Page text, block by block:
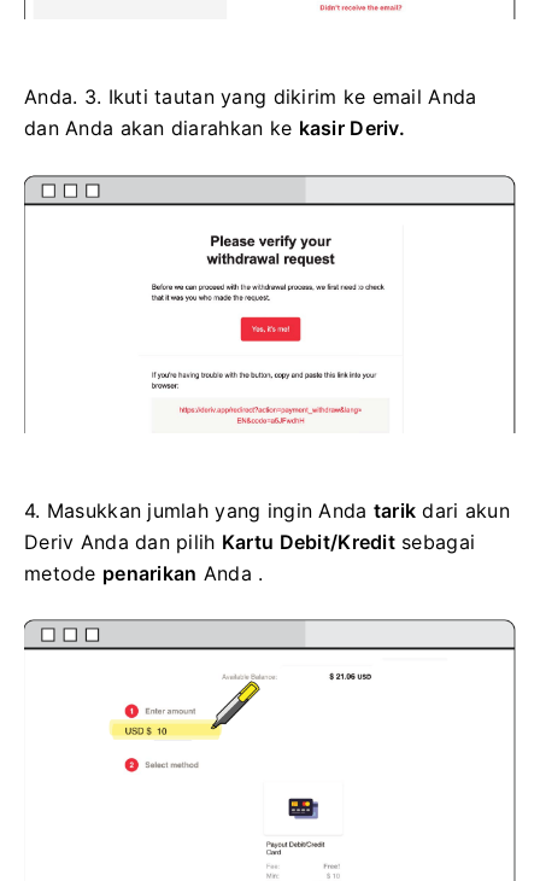
Anda. 3. Ikuti tautan yang dikirim ke email Anda
dan Anda akan diarahkan ke kasir Deriv.
4. Masukkan jumlah yang ingin Anda tarik dari akun
Deriv Anda dan pilih Kartu Debit/Kreditsebagai
metode penarikan Anda .